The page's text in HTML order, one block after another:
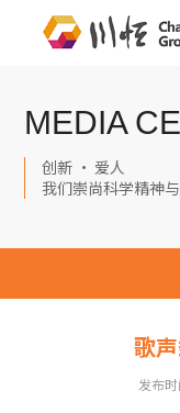
MEDIA
创新 · 爱人
我们崇尚科学精神
歌
发布